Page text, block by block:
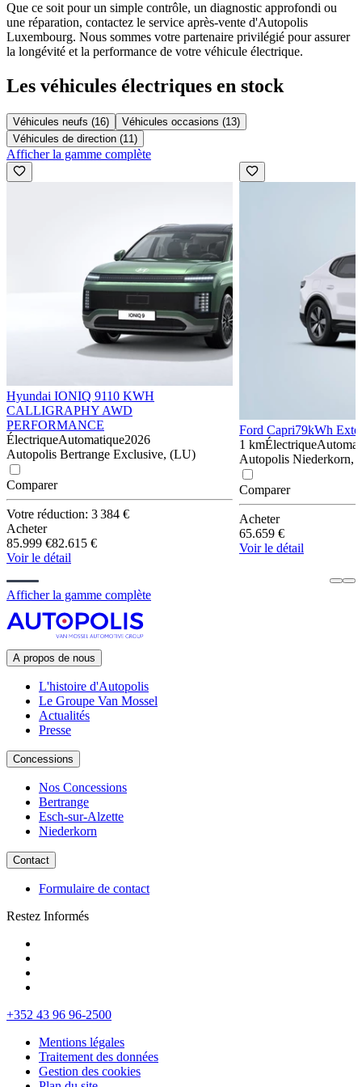
Que ce soit pour un simple contrôle, un diagnostic approfondi ou
une réparation, contactez le service après-vente d'Autopolis
Luxembourg. Nous sommes votre partenaire privilégié pour assurer
la longévité et la performance de votre véhicule électrique.
Les véhicules électriques en stock
Véhicules neufs (16)
Véhicules occasions (13)
Véhicules de direction (11)
Afficher la gamme complète
Hyundai IONIQ 9110 KWH
CALLIGRAPHY AWD
PERFORMANCE
ÉlectriqueAutomatique2026
Autopolis Bertrange Exclusive, (LU)
Comparer
Votre réduction: 3 384 €
Acheter
85.999 €82.615 €
Voir le détail
Ford Capri79kWh
1 kmÉlectrique
Autopolis Niederkorn,
Comparer
Acheter
65.659 €
Voir le détail
Afficher la gamme complète
A propos de nous
L'histoire d'Autopolis
Le Groupe Van Mossel
Actualités
Presse
Concessions
Nos Concessions
Bertrange
Esch-sur-Alzette
Niederkorn
Contact
Formulaire de contact
Restez Informés
+352 43 96 96-2500
Mentions légales
Traitement des données
Gestion des cookies